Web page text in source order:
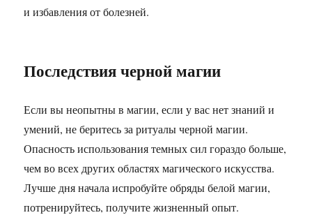
и избавления от болезней.
Последствия черной магии
Если вы неопытны в магии, если у вас нет знаний и
умений, не беритесь за ритуалы черной магии.
Опасность использования темных сил гораздо больше,
чем во всех других областях магического искусства.
Лучше дня начала испробуйте обряды белой магии,
потренируйтесь, получите жизненный опыт.